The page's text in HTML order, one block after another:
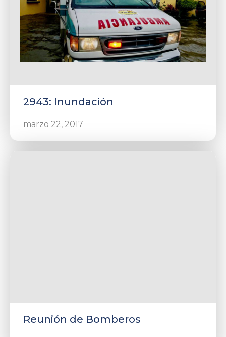
2943: Inundación
marzo 22, 2017
Reunión de Bomberos